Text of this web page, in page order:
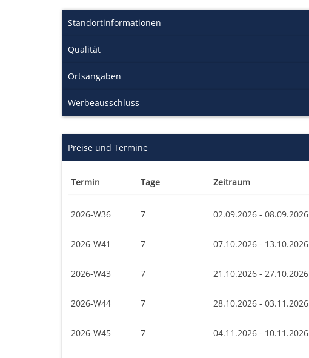
Standortinformationen
Qualität
Ortsangaben
Werbeausschluss
Preise und Termine
Termin Tage Zeitraum
2026-W36 7 02.09.2026 - 08.09.2026
2026-W41 7 07.10.2026 - 13.10.2026
2026-W43 7 21.10.2026 - 27.10.2026
2026-W44 7 28.10.2026 - 03.11.2026
2026-W45 7 04.11.2026 - 10.11.2026